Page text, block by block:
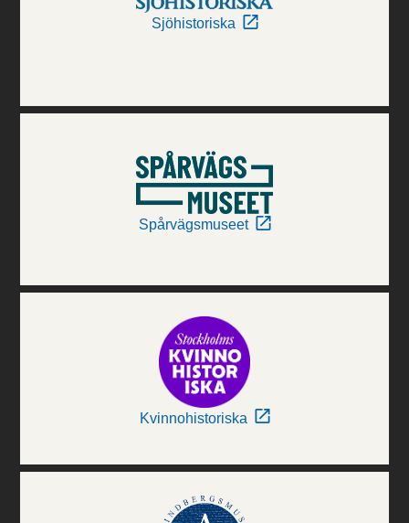
Sjöhistoriska
Spårvägsmuseet
Kvinnohistoriska